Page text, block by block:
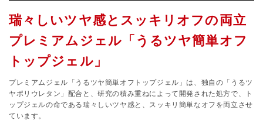
瑞々しいツヤ感とスッキリオフの両立
プレミアムジェル「うるツヤ簡単オフ
トップジェル」
プレミアムジェル「うるツヤ簡単オフトップジェル」は、独自の「うるツ
ヤポリウレタン」配合と、研究の積み重ねによって開発された処方で、ト
ップジェルの命である瑞々しいツヤ感と、スッキリ簡単なオフを両立させ
ています。